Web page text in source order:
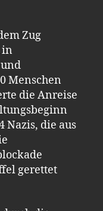
Zug
in
Menschen
die Anreise
Nazis, die aus
gerettet